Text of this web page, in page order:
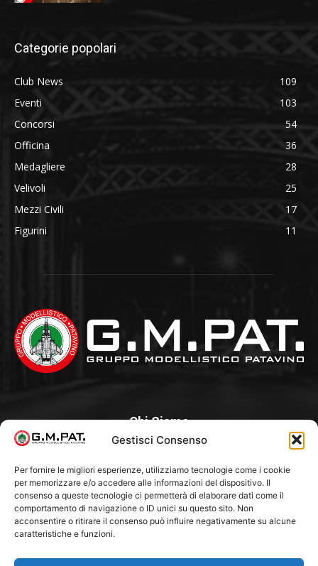
Gestisci Consenso
Per fornire le migliori esperienze, utilizziamo tecnologie come i cookie
per memorizzare e/o accedere alle informazioni del dispositivo. Il
consenso a queste tecnologie ci permetterà di elaborare dati come il
comportamento di navigazione o ID unici su questo sito. Non
acconsentire o ritirare il consenso può influire negativamente su alcune
caratteristiche e funzioni.
Categorie popolari
Club News
109
Eventi
103
Concorsi
54
Officina
36
Medagliere
28
Velivoli
25
Mezzi Civili
17
Figurini
11
Chi Siamo
l’intento di creare a Padova un punto di aggregazione e di
riferimento per l’hobby del modellismo statico. Tra i Soci
“fondatori” ci sono Franco Callegari e Gianni Besenzon.
Seguici Su